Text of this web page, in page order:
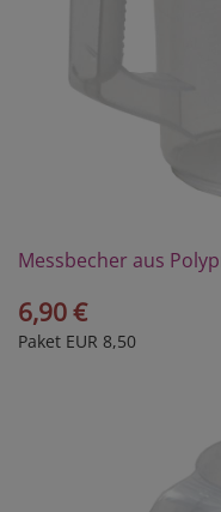
Messbecher aus
6,90 €
Paket EUR 8,50